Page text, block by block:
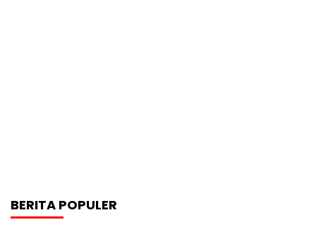
BERITA POPULER